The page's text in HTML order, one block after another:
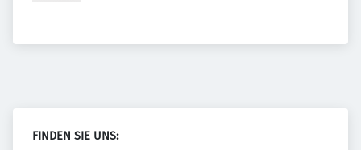
FINDEN SIE UNS: